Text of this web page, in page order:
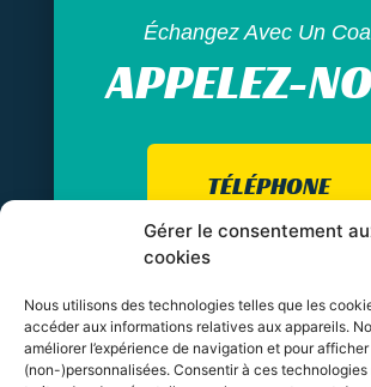
Gérer le consentement
cookies
Nous utilisons des technologies telles que les
accéder aux informations relatives aux appareils.
améliorer l’expérience de navigation et pour
(non-)personnalisées. Consentir à ces technologies
Échangez Avec Un
APPELEZ-
TÉLÉPHONE